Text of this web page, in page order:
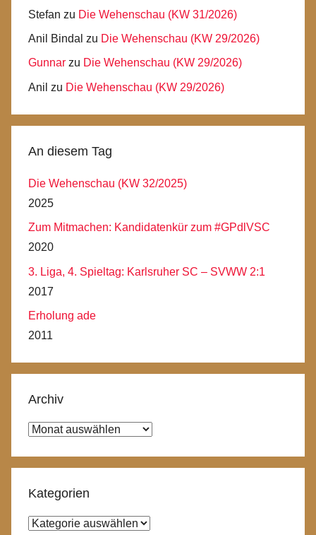
Stefan zu Die Wehenschau (KW 31/2026)
Anil Bindal zu Die Wehenschau (KW 29/2026)
Gunnar zu Die Wehenschau (KW 29/2026)
Anil zu Die Wehenschau (KW 29/2026)
An diesem Tag
Die Wehenschau (KW 32/2025)
2025
Zum Mitmachen: Kandidatenkür zum #GPdlVSC
2020
3. Liga, 4. Spieltag: Karlsruher SC – SVWW 2:1
2017
Erholung ade
2011
Archiv
Archiv
Kategorien
Kategorien